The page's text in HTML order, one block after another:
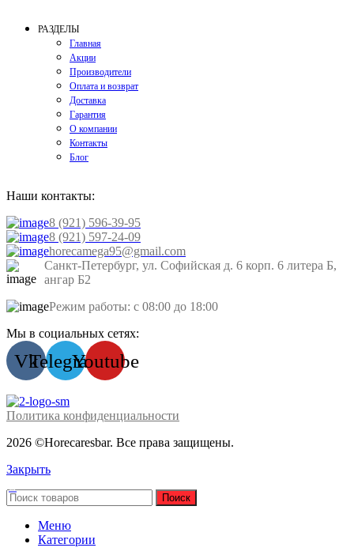
РАЗДЕЛЫ
Главная
Акции
Производители
Оплата и возврат
Доставка
Гарантия
О компании
Контакты
Блог
Наши контакты:
8 (921) 596-39-95
8 (921) 597-24-09
horecamega95@gmail.com
Санкт-Петербург, ул. Софийская д. 6 корп. 6 литера Б,
ангар Б2
Режим работы: с 08:00 до 18:00
Мы в социальных сетях:
VkTelegramYoutube
2026 ©Horecaresbar. Все права защищены.
Политика конфиденциальности
Закрыть
Поиск
Меню
Категории